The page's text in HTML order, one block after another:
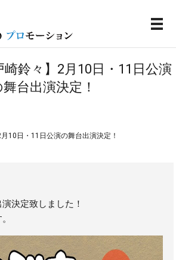
メ
崎鈴々】2月10日・11日公演
台出演決定！
10日・11日公演の舞台出演決定！
決定致しました！